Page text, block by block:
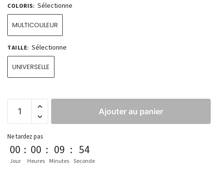
COLORIS: Sélectionne
MULTICOULEUR
TAILLE: Sélectionne
UNIVERSELLE
Ajouter au panier
Ne tardez pas
00
Jour
: 00
Heures
: 09
Minutes
: 54
Seconde